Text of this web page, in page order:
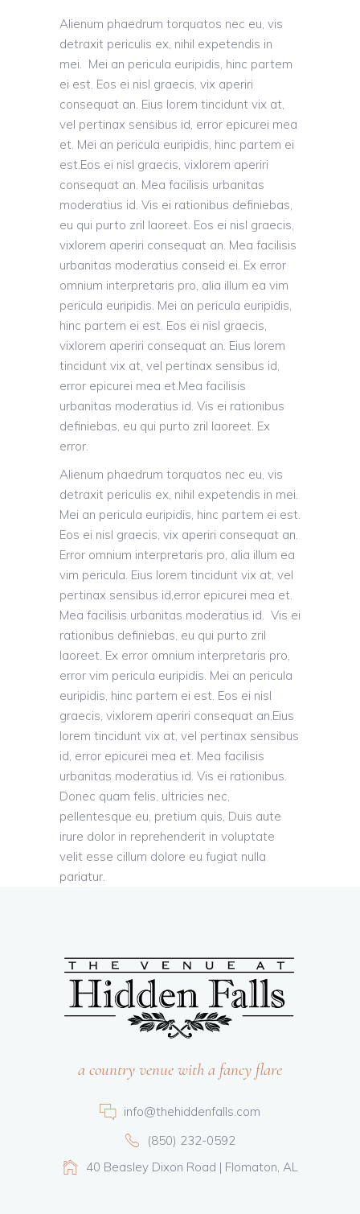
Alienum phaedrum torquatos nec eu, vis
detraxit periculis ex, nihil expetendis in
mei. Mei an pericula euripidis, hinc partem
ei est. Eos ei nisl graecis, vix aperiri
consequat an. Eius lorem tincidunt vix at,
vel pertinax sensibus id, error epicurei mea
et. Mei an pericula euripidis, hinc partem ei
est.Eos ei nisl graecis, vixlorem aperiri
consequat an. Mea facilisis urbanitas
moderatius id. Vis ei rationibus definiebas,
eu qui purto zril laoreet. Eos ei nisl graecis,
vixlorem aperiri consequat an. Mea facilisis
urbanitas moderatius conseid ei. Ex error
omnium interpretaris pro, alia illum ea vim
pericula euripidis. Mei an pericula euripidis,
hinc partem ei est. Eos ei nisl graecis,
vixlorem aperiri consequat an. Eius lorem
tincidunt vix at, vel pertinax sensibus id,
error epicurei mea et.Mea facilisis
urbanitas moderatius id. Vis ei rationibus
definiebas, eu qui purto zril laoreet. Ex
error.
Alienum phaedrum torquatos nec eu, vis
detraxit periculis ex, nihil expetendis in mei.
Mei an pericula euripidis, hinc partem ei est.
Eos ei nisl graecis, vix aperiri consequat an.
Error omnium interpretaris pro, alia illum ea
vim pericula. Eius lorem tincidunt vix at, vel
pertinax sensibus id,error epicurei mea et.
Mea facilisis urbanitas moderatius id. Vis ei
rationibus definiebas, eu qui purto zril
laoreet. Ex error omnium interpretaris pro,
error vim pericula euripidis. Mei an pericula
euripidis, hinc partem ei est. Eos ei nisl
graecis, vixlorem aperiri consequat an.Eius
lorem tincidunt vix at, vel pertinax sensibus
id, error epicurei mea et. Mea facilisis
urbanitas moderatius id. Vis ei rationibus.
Donec quam felis, ultricies nec,
pellentesque eu, pretium quis, Duis aute
irure dolor in reprehenderit in voluptate
velit esse cillum dolore eu fugiat nulla
pariatur.
a country venue with a fancy flare
info@thehiddenfalls.com
(850) 232-0592
40 Beasley Dixon Road | Flomaton, AL